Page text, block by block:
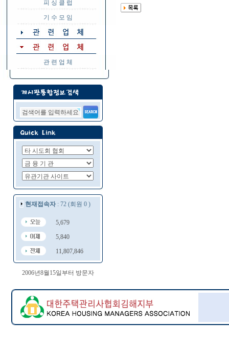
피 싱 클 럽
기 수 모 임
관 련 업 체
현재접속자: 72 (회원 0 )
5,679
5,840
11,807,846
2006년8월15일부터 방문자